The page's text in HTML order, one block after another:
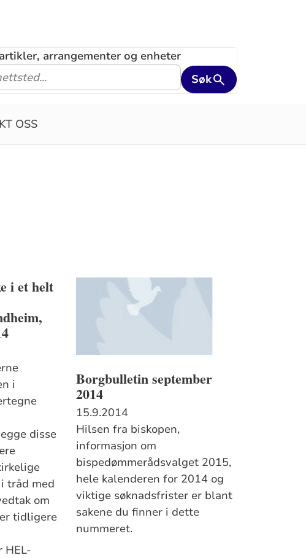
arrangementer og enheter
Søk
OSS
i et helt
i
disse
tråd med
om
tidligere
HEL-
Borgbulletin september
2014
15.9.2014
Hilsen fra biskopen,
informasjon om
bispedømmerådsvalget 2015,
hele kalenderen for 2014 og
viktige søknadsfrister er blant
sakene du finner i dette
nummeret.